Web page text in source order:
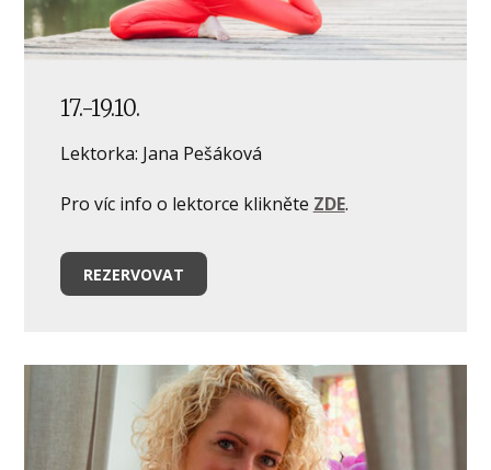
17.-19.10.
Lektorka: Jana Pešáková
Pro víc info o lektorce klikněte ZDE.
REZERVOVAT